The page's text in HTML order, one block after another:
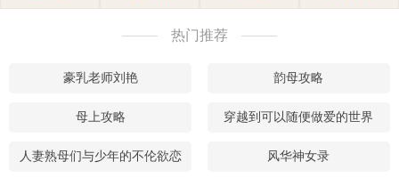
热门推荐
豪乳老师刘艳 韵母攻略
母上攻略 穿越到可以随便做爱的世界
人妻熟母们与少年的不伦欲恋 风华神女录